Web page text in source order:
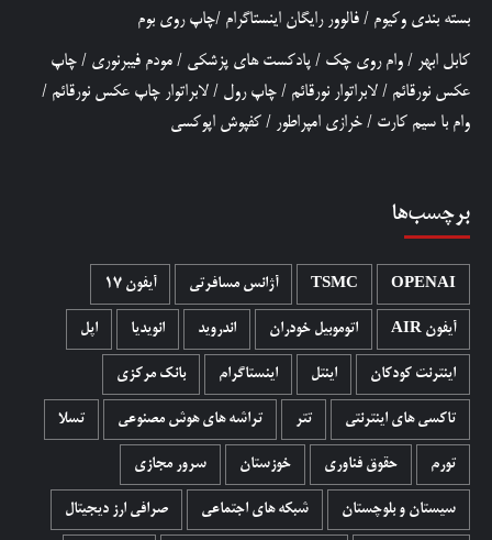
بسته بندی وکیوم / فالوور رایگان اینستاگرام /چاپ روی بوم
کابل ابهر / وام روی چک / پادکست های پزشکی / مودم فیبرنوری / چاپ
عکس نورقائم / لابراتوار نورقائم / چاپ رول / لابراتوار چاپ عکس نورقائم /
وام با سیم کارت / خرازی امپراطور / کفپوش اپوکسی
برچسب‌ها
OPENAI
TSMC آژانس مسافرتی آیفون 17
آیفون AIR اتوموبیل خودران اندروید انویدیا اپل
اینترنت کودکان اینتل اینستاگرام بانک مرکزی
تاکسی های اینترنتی تتر تراشه های هوش مصنوعی تسلا
تورم حقوق فناوری خوزستان سرور مجازی
سیستان و بلوچستان شبکه های اجتماعی صرافی ارز دیجیتال